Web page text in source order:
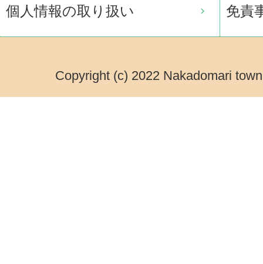
個人情報の取り扱い 免責
Copyright (c) 2022 Nakadomari